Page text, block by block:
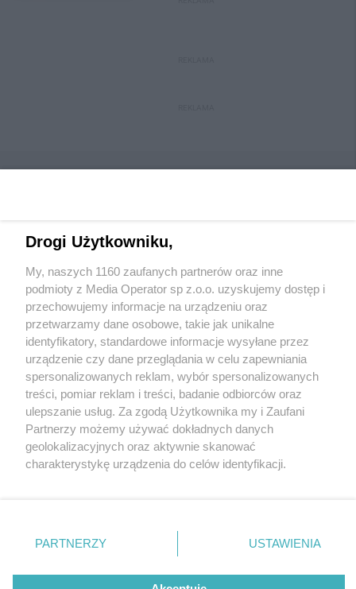
Nie zapomnij
zapoznać się z:
polityką prywatności regulamin korzystania z portali
Twojemiasto
Piekary Śląskie
Chorzów
Tarnowskie Góry
Ruda Śląska
Świętochłowice
Zagłębie
Skontakuj sięz nami
Kontakt
Wydawca
Redakcja
Reklama
Drogi Użytkowniku,
My, naszych 1160 zaufanych partnerów oraz inne
podmioty z Media Operator sp z.o.o. uzyskujemy dostęp i
przechowujemy informacje na urządzeniu oraz
przetwarzamy dane osobowe, takie jak unikalne
identyfikatory, standardowe informacje wysyłane przez
urządzenie czy dane przeglądania w celu zapewniania
spersonalizowanych reklam, wybór spersonalizowanych
treści, pomiar reklam i treści, badanie odbiorców oraz
ulepszanie usług. Za zgodą Użytkownika my i Zaufani
Partnerzy możemy używać dokładnych danych
geolokalizacyjnych oraz aktywnie skanować
charakterystykę urządzenia do celów identyfikacji.
zmienić/wycofać klikając przycisk ustawień prywatności
znajdujący się w lewym dolnym rogu strony
rodzaje przetwarzania danych nie wymagają zgody
PARTNERZY USTAWIENIA